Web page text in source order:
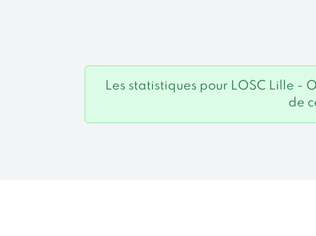
Les statistiques pour LOSC Lille -
de